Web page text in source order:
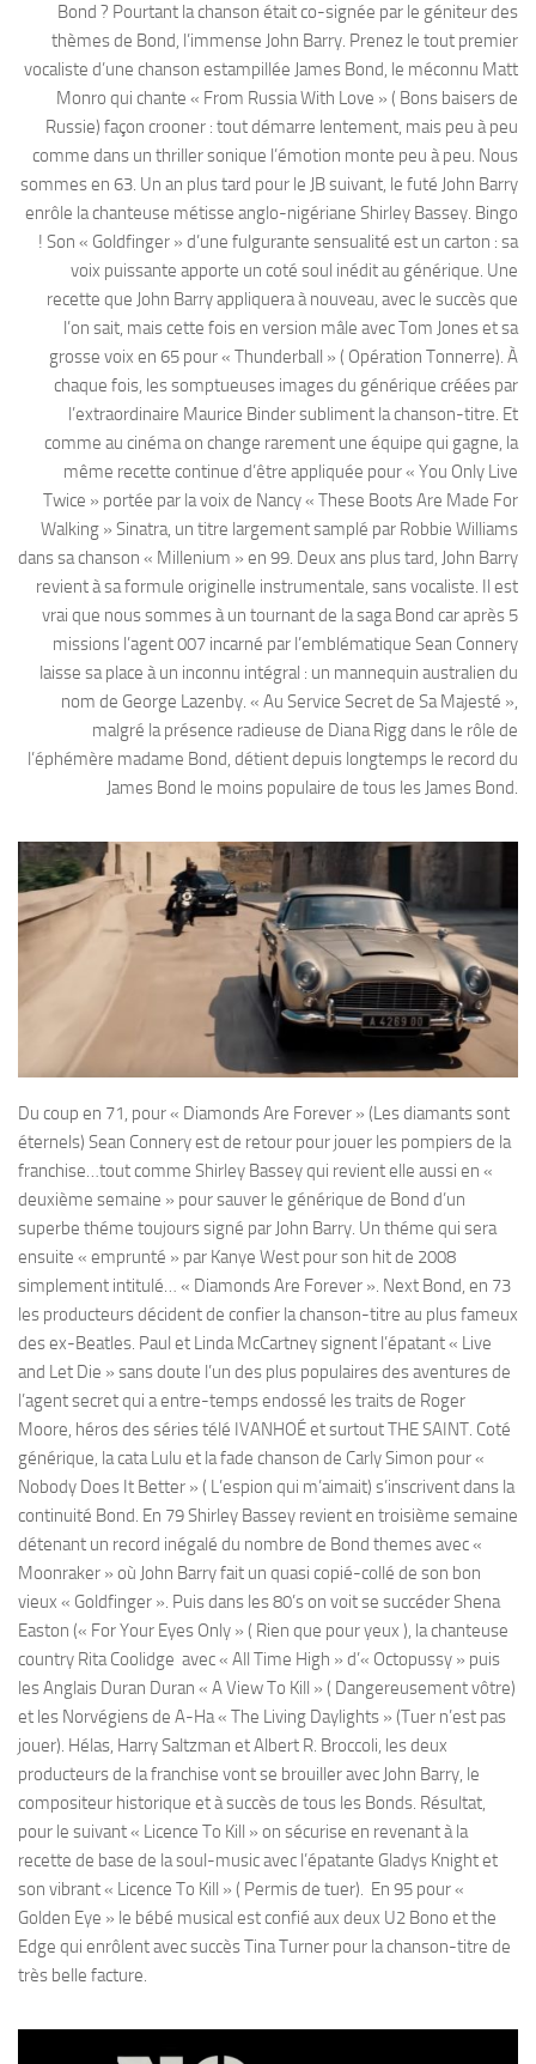
Bond ? Pourtant la chanson était co-signée par le géniteur des
thèmes de Bond, l’immense John Barry. Prenez le tout premier
vocaliste d’une chanson estampillée James Bond, le méconnu Matt
Monro qui chante « From Russia With Love » ( Bons baisers de
Russie) façon crooner : tout démarre lentement, mais peu à peu
comme dans un thriller sonique l’émotion monte peu à peu. Nous
sommes en 63. Un an plus tard pour le JB suivant, le futé John Barry
enrôle la chanteuse métisse anglo-nigériane Shirley Bassey. Bingo
! Son « Goldfinger » d’une fulgurante sensualité est un carton : sa
voix puissante apporte un coté soul inédit au générique. Une
recette que John Barry appliquera à nouveau, avec le succès que
l’on sait, mais cette fois en version mâle avec Tom Jones et sa
grosse voix en 65 pour « Thunderball » ( Opération Tonnerre). À
chaque fois, les somptueuses images du générique créées par
l’extraordinaire Maurice Binder subliment la chanson-titre. Et
comme au cinéma on change rarement une équipe qui gagne, la
même recette continue d’être appliquée pour « You Only Live
Twice » portée par la voix de Nancy « These Boots Are Made For
Walking » Sinatra, un titre largement samplé par Robbie Williams
dans sa chanson « Millenium » en 99. Deux ans plus tard, John Barry
revient à sa formule originelle instrumentale, sans vocaliste. Il est
vrai que nous sommes à un tournant de la saga Bond car après 5
missions l’agent 007 incarné par l’emblématique Sean Connery
laisse sa place à un inconnu intégral : un mannequin australien du
nom de George Lazenby. « Au Service Secret de Sa Majesté »,
malgré la présence radieuse de Diana Rigg dans le rôle de
l’éphémère madame Bond, détient depuis longtemps le record du
James Bond le moins populaire de tous les James Bond.
Du coup en 71, pour « Diamonds Are Forever » (Les diamants sont
éternels) Sean Connery est de retour pour jouer les pompiers de la
franchise…tout comme Shirley Bassey qui revient elle aussi en «
deuxième semaine » pour sauver le générique de Bond d’un
superbe théme toujours signé par John Barry. Un théme qui sera
ensuite « emprunté » par Kanye West pour son hit de 2008
simplement intitulé… « Diamonds Are Forever ». Next Bond, en 73
les producteurs décident de confier la chanson-titre au plus fameux
des ex-Beatles. Paul et Linda McCartney signent l’épatant « Live
and Let Die » sans doute l’un des plus populaires des aventures de
l’agent secret qui a entre-temps endossé les traits de Roger
Moore, héros des séries télé IVANHOÉ et surtout THE SAINT. Coté
générique, la cata Lulu et la fade chanson de Carly Simon pour «
Nobody Does It Better » ( L’espion qui m’aimait) s’inscrivent dans la
continuité Bond. En 79 Shirley Bassey revient en troisième semaine
détenant un record inégalé du nombre de Bond themes avec «
Moonraker » où John Barry fait un quasi copié-collé de son bon
vieux « Goldfinger ». Puis dans les 80’s on voit se succéder Shena
Easton (« For Your Eyes Only » ( Rien que pour yeux ), la chanteuse
country Rita Coolidge avec « All Time High » d’« Octopussy » puis
les Anglais Duran Duran « A View To Kill » ( Dangereusement vôtre)
et les Norvégiens de A-Ha « The Living Daylights » (Tuer n’est pas
jouer). Hélas, Harry Saltzman et Albert R. Broccoli, les deux
producteurs de la franchise vont se brouiller avec John Barry, le
compositeur historique et à succès de tous les Bonds. Résultat,
pour le suivant « Licence To Kill » on sécurise en revenant à la
recette de base de la soul-music avec l’épatante Gladys Knight et
son vibrant « Licence To Kill » ( Permis de tuer). En 95 pour «
Golden Eye » le bébé musical est confié aux deux U2 Bono et the
Edge qui enrôlent avec succès Tina Turner pour la chanson-titre de
très belle facture.